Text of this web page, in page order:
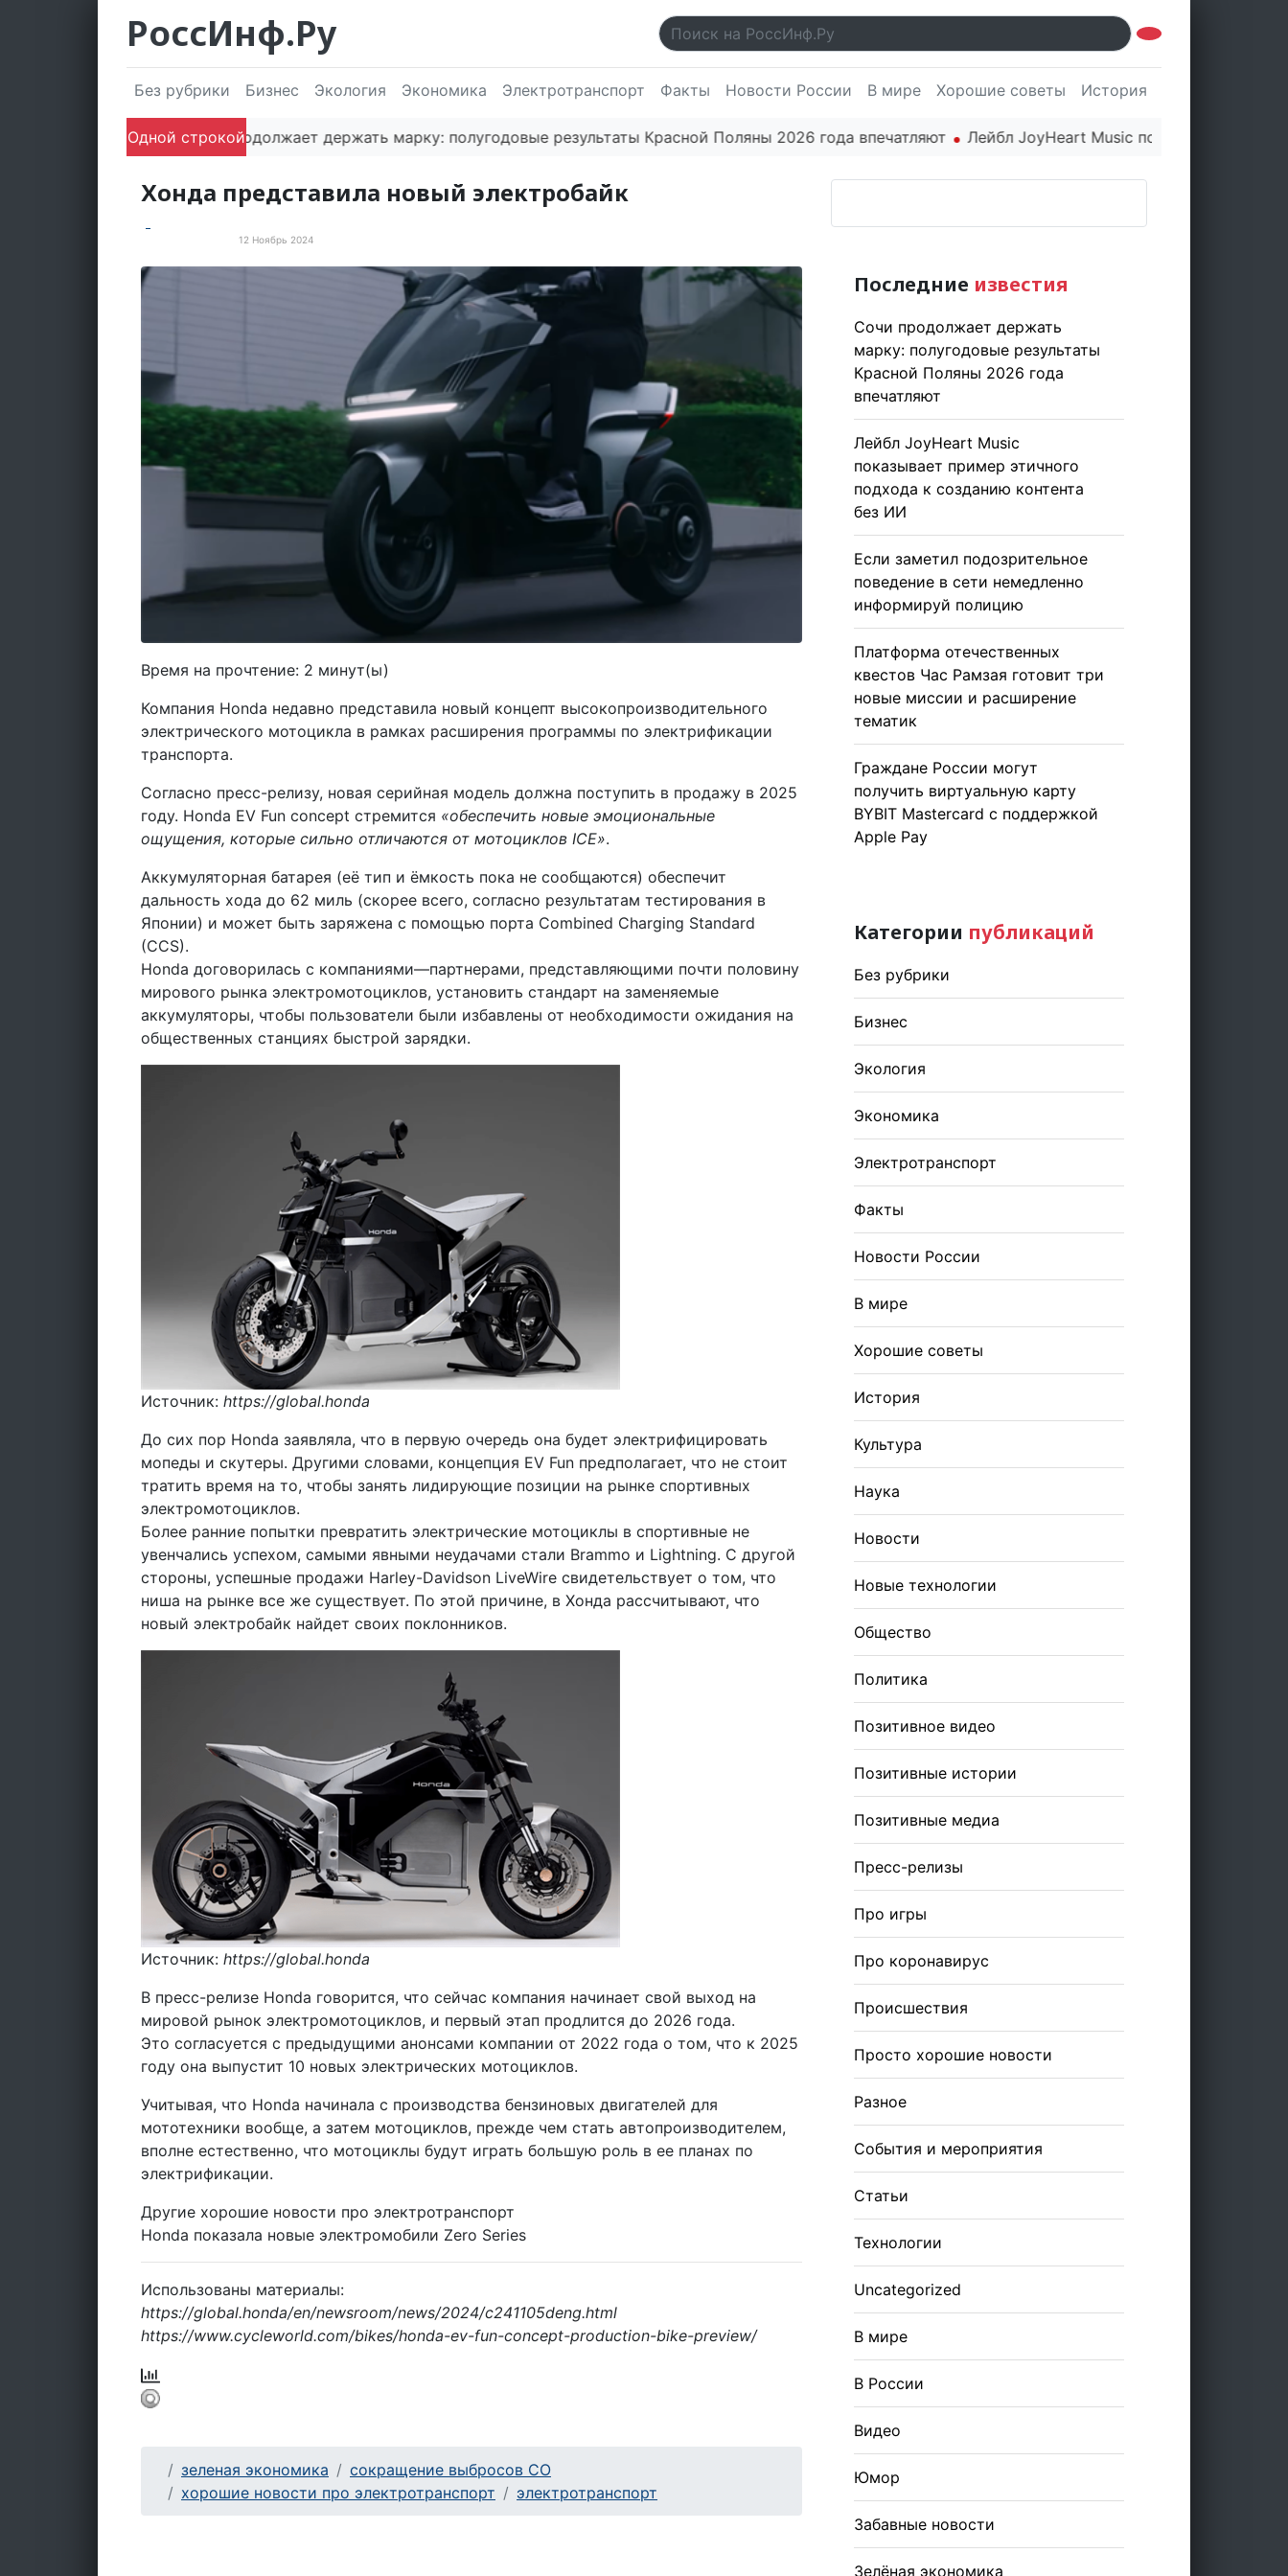
РоссИнф.Ру
Без рубрики Бизнес Экология Экономика Электротранспорт Факты Новости России В мире Хорошие советы История
Одной строкой
Сочи продолжает держать марку: полугодовые результаты Красной Поляны 2026 года впечатляют Лейбл JoyHeart Music показывает пример
Хонда представила новый электробайк
12 Ноябрь 2024
Время на прочтение: 2 минут(ы)
Компания Honda недавно представила новый концепт высокопроизводительного
электрического мотоцикла в рамках расширения программы по электрификации
транспорта.
Согласно пресс-релизу, новая серийная модель должна поступить в продажу в 2025
году. Honda EV Fun concept стремится «обеспечить новые эмоциональные
ощущения, которые сильно отличаются от мотоциклов ICE».
Аккумуляторная батарея (её тип и ёмкость пока не сообщаются) обеспечит
дальность хода до 62 миль (скорее всего, согласно результатам тестирования в
Японии) и может быть заряжена с помощью порта Combined Charging Standard
(CCS).
Honda договорилась с компаниями—партнерами, представляющими почти половину
мирового рынка электромотоциклов, установить стандарт на заменяемые
аккумуляторы, чтобы пользователи были избавлены от необходимости ожидания на
общественных станциях быстрой зарядки.
Источник: https://global.honda
До сих пор Honda заявляла, что в первую очередь она будет электрифицировать
мопеды и скутеры. Другими словами, концепция EV Fun предполагает, что не стоит
тратить время на то, чтобы занять лидирующие позиции на рынке спортивных
электромотоциклов.
Более ранние попытки превратить электрические мотоциклы в спортивные не
увенчались успехом, самыми явными неудачами стали Brammo и Lightning. С другой
стороны, успешные продажи Harley-Davidson LiveWire свидетельствует о том, что
ниша на рынке все же существует. По этой причине, в Хонда рассчитывают, что
новый электробайк найдет своих поклонников.
Источник: https://global.honda
В пресс-релизе Honda говорится, что сейчас компания начинает свой выход на
мировой рынок электромотоциклов, и первый этап продлится до 2026 года.
Это согласуется с предыдущими анонсами компании от 2022 года о том, что к 2025
году она выпустит 10 новых электрических мотоциклов.
Учитывая, что Honda начинала с производства бензиновых двигателей для
мототехники вообще, а затем мотоциклов, прежде чем стать автопроизводителем,
вполне естественно, что мотоциклы будут играть большую роль в ее планах по
электрификации.
Другие хорошие новости про электротранспорт
Honda показала новые электромобили Zero Series
Использованы материалы:
https://global.honda/en/newsroom/news/2024/c241105deng.html
https://www.cycleworld.com/bikes/honda-ev-fun-concept-production-bike-preview/
зеленая экономика
сокращение выбросов CO
хорошие новости про электротранспорт
электротранспорт
Последние известия
Сочи продолжает держать
марку: полугодовые результаты
Красной Поляны 2026 года
впечатляют
Лейбл JoyHeart Music
показывает пример этичного
подхода к созданию контента
без ИИ
Если заметил подозрительное
поведение в сети немедленно
информируй полицию
Платформа отечественных
квестов Час Рамзая готовит три
новые миссии и расширение
тематик
Граждане России могут
получить виртуальную карту
BYBIT Mastercard с поддержкой
Apple Pay
Категории публикаций
Без рубрики
Бизнес
Экология
Экономика
Электротранспорт
Факты
Новости России
В мире
Хорошие советы
История
Культура
Наука
Новости
Новые технологии
Общество
Политика
Позитивное видео
Позитивные истории
Позитивные медиа
Пресс-релизы
Про игры
Про коронавирус
Происшествия
Просто хорошие новости
Разное
События и мероприятия
Статьи
Технологии
Uncategorized
В мире
В России
Видео
Юмор
Забавные новости
Зелёная экономика